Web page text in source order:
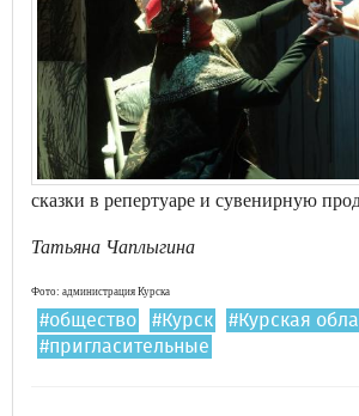
сказки в репертуаре и сувенирную
Татьяна Чаплыгина
Фото: администрация Курска
#общество #Курск #Курская
#пригласительные